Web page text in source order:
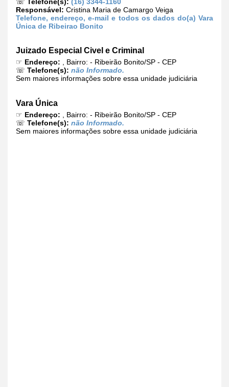
Responsável: Cristina Maria de Camargo Veiga
Telefone, endereço, e-mail e todos os dados do(a) Vara
Única de Ribeirao Bonito
Juizado Especial Civel e Criminal
☞ Endereço: , Bairro: - Ribeirão Bonito/SP - CEP
☏ Telefone(s): não Informado.
Sem maiores informações sobre essa unidade judiciária
Vara Única
☞ Endereço: , Bairro: - Ribeirão Bonito/SP - CEP
☏ Telefone(s): não Informado.
Sem maiores informações sobre essa unidade judiciária